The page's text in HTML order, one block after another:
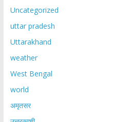
Uncategorized
uttar pradesh
Uttarakhand
weather
West Bengal
world
अमृतसर